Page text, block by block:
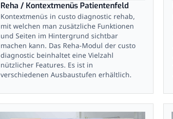
Reha / Kontextmenüs Patientenfeld
Kontextmenüs in custo diagnostic rehab,
mit welchen man zusätzliche Funktionen
und Seiten im Hintergrund sichtbar
machen kann. Das Reha-Modul der custo
diagnostic beinhaltet eine Vielzahl
nützlicher Features. Es ist in
verschiedenen Ausbaustufen erhältlich.